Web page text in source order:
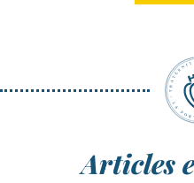
Articles